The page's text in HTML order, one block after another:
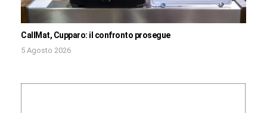
CallMat, Cupparo: il confronto prosegue
5 Agosto 2026